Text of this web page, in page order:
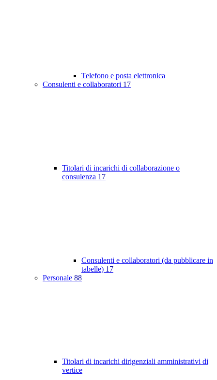
Telefono e posta elettronica
Consulenti e collaboratori 17
Titolari di incarichi di collaborazione o
consulenza 17
Consulenti e collaboratori (da pubblicare in
tabelle) 17
Personale 88
Titolari di incarichi dirigenziali amministrativi di
vertice